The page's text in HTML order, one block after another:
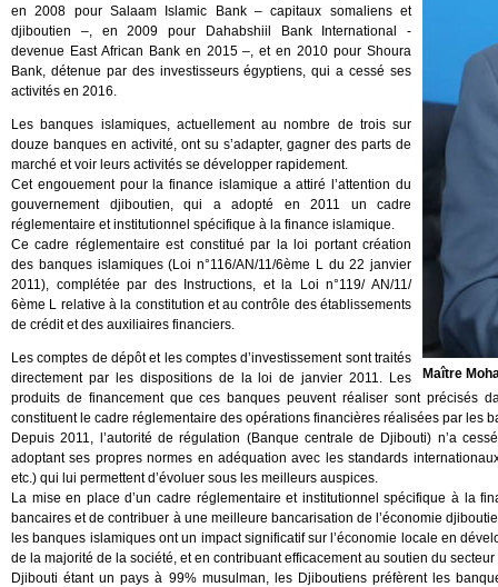
Maître
en 2008 pour Salaam Islamic Bank – capitaux somaliens et
djiboutien –, en 2009 pour Dahabshiil Bank International -
devenue East African Bank en 2015 –, et en 2010 pour Shoura
Bank, détenue par des investisseurs égyptiens, qui a cessé ses
activités en 2016.
Les banques islamiques, actuellement au nombre de trois sur
douze banques en activité, ont su s’adapter, gagner des parts de
marché et voir leurs activités se développer rapidement.
Cet engouement pour la finance islamique a attiré l’attention du
gouvernement djiboutien, qui a adopté en 2011 un cadre
réglementaire et institutionnel spécifique à la finance islamique.
Ce cadre réglementaire est constitué par la loi portant création
des banques islamiques (Loi n°116/AN/11/6ème L du 22 janvier
2011), complétée par des Instructions, et la Loi n°119/ AN/11/
6ème L relative à la constitution et au contrôle des établissements
de crédit et des auxiliaires financiers.
Les comptes de dépôt et les comptes d’investissement sont traités
directement par les dispositions de la loi de janvier 2011. Les
produits de financement que ces banques peuvent réaliser sont précisés
constituent le cadre réglementaire des opérations financières réalisées par les
Depuis 2011, l’autorité de régulation (Banque centrale de Djibouti) n’a
adoptant ses propres normes en adéquation avec les standards
etc.) qui lui permettent d’évoluer sous les meilleurs auspices.
La mise en place d’un cadre réglementaire et institutionnel spécifique à la
bancaires et de contribuer à une meilleure bancarisation de l’économie
les banques islamiques ont un impact significatif sur l’économie locale en
de la majorité de la société, et en contribuant efficacement au soutien du
Djibouti étant un pays à 99% musulman, les Djiboutiens préfèrent les